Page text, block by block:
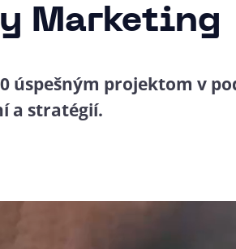
Marketing
úspešným projektom v
a stratégií.